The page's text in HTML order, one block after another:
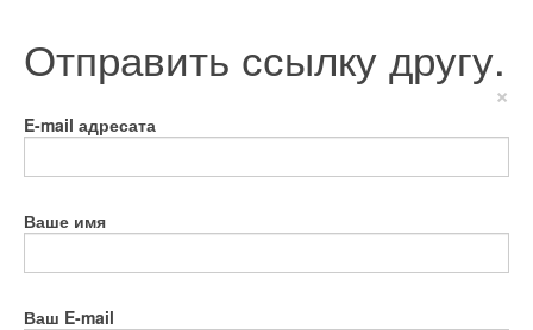
Отправить ссылку другу.
×
E-mail адресата
Ваше имя
Ваш E-mail